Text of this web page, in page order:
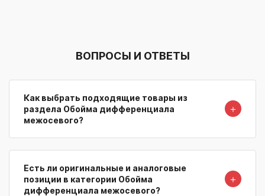
ВОПРОСЫ И ОТВЕТЫ
Как выбрать подходящие товары из
раздела Обойма дифференциала
межосевого?
＋
Есть ли оригинальные и аналоговые
позиции в категории Обойма
дифференциала межосевого?
＋